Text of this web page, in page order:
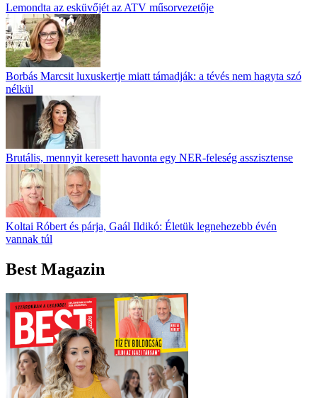
Lemondta az esküvőjét az ATV műsorvezetője
Borbás Marcsit luxuskertje miatt támadják: a tévés nem hagyta szó
nélkül
Brutális, mennyit keresett havonta egy NER-feleség asszisztense
Koltai Róbert és párja, Gaál Ildikó: Életük legnehezebb évén
vannak túl
Best Magazin